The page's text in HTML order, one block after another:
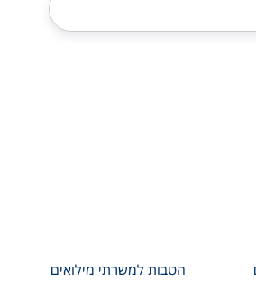
הטבות למשרתי מילואים